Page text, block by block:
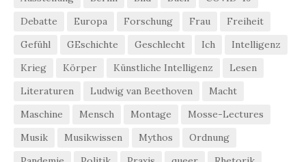
Debatte
Europa Forschung Frau
Freiheit
Gefühl
GEschichte Geschlecht Ich
Intelligenz
Krieg
Körper Künstliche Intelligenz
Lesen
Literaturen
Ludwig van Beethoven
Macht
Maschine
Mensch Montage
Mosse-Lectures
Musik
Musikwissen Mythos
Ordnung